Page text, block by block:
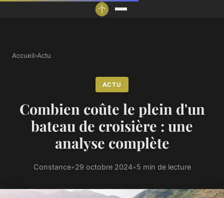
Accueil›Actu
ACTU
Combien coûte le plein d'un
bateau de croisière : une
analyse complète
Constance•29 octobre 2024•5 min de lecture